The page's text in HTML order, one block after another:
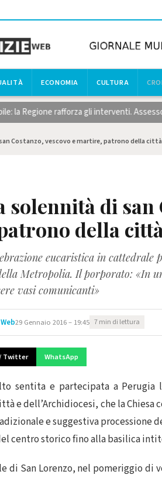
ECONOMIA CULTURA
rafforza gli interventi. Assessore
Costanzo, vescovo e martire, patrono della città
solennità di san
della
eucaristica in
Metropolia. Il porporato: «In
vasi comunicanti»
29 Gennaio 2016 – 19:45 7 min di lettura
Twitter WhatsApp
sentita e partecipata a Perugia
e dell’Archidiocesi, che la Chiesa
e suggestiva processione
centro storico fino alla basilica
di San Lorenzo, nel pomeriggio di